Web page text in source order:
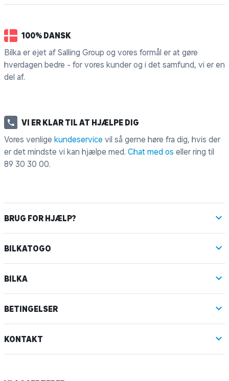
100% DANSK
Bilka er ejet af Salling Group og vores formål er at gøre
hverdagen bedre - for vores kunder og i det samfund, vi er en
del af.
VI ER KLAR TIL AT HJÆLPE DIG
Vores venlige kundeservice vil så gerne høre fra dig, hvis der
er det mindste vi kan hjælpe med. Chat med os eller ring til
89 30 30 00.
BRUG FOR HJÆLP?
BILKATOGO
BILKA
BETINGELSER
KONTAKT